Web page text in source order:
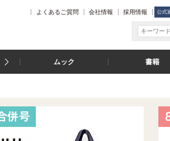
よくあるご質問 会社情報 採用情報 公式
ムック 書籍